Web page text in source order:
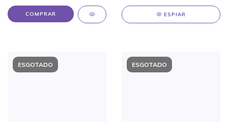
COMPRAR ESPIAR
ESGOTADO ESGOTADO